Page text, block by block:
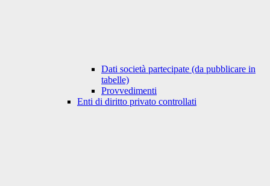
Dati società partecipate (da pubblicare in
tabelle)
Provvedimenti
Enti di diritto privato controllati